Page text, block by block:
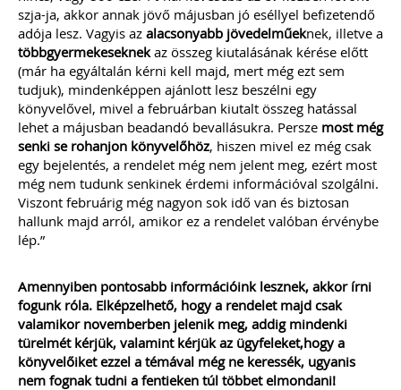
Továbbolvasom »
Még több szakmai cikk »
szja-ja, akkor annak jövő májusban jó eséllyel befizetendő
adója lesz. Vagyis az alacsonyabb jövedelműeknek, illetve a
többgyermekeseknekaz összeg kiutalásának kérése előtt
(már ha egyáltalán kérni kell majd, mert még ezt sem
tudjuk), mindenképpen ajánlott lesz beszélni egy
könyvelővel, mivel a februárban kiutalt összeg hatással
lehet a májusban beadandó bevallásukra. Persze most még
senki se rohanjon könyvelőhöz, hiszen mivel ez még csak
egy bejelentés, a rendelet még nem jelent meg, ezért most
még nem tudunk senkinek érdemi információval szolgálni.
Viszont februárig még nagyon sok idő van és biztosan
hallunk majd arról, amikor ez a rendelet valóban érvénybe
lép.”
Amennyiben pontosabb információink lesznek, akkor írni
fogunk róla. Elképzelhető, hogy a rendelet majd csak
valamikor novemberben jelenik meg, addig mindenki
türelmét kérjük, valamint kérjük az ügyfeleket,hogy a
könyvelőiket ezzel a témával még ne keressék, ugyanis
nem fognak tudni a fentieken túl többet elmondani!